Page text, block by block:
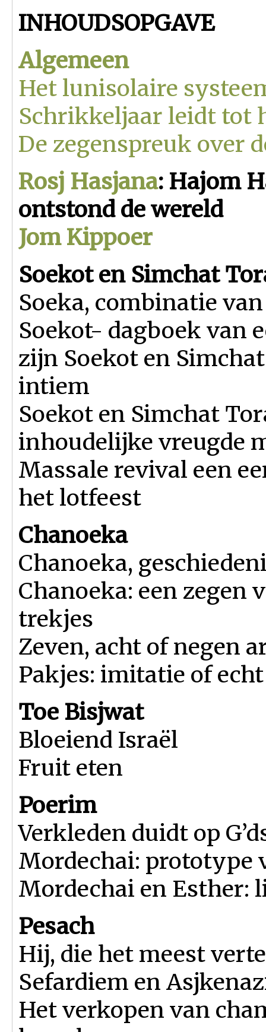
INHOUDSOPGAVE
Algemeen
Het lunisolaire
Schrikkeljaar leidt tot
De zegenspreuk over
Rosj Hasjana: Hajom
ontstond de wereld
Jom Kippoer
Soekot en Simchat
Soeka, combinatie
Soekot- dagboek van
zijn Soekot en
intiem
Soekot en Simchat
inhoudelijke vreugde
Massale revival een
het lotfeest
Chanoeka
Chanoeka,
Chanoeka: een zegen
trekjes
Zeven, acht of negen
Pakjes: imitatie of echt
Toe Bisjwat
Bloeiend Israël
Fruit eten
Poerim
Verkleden duidt op
Mordechai: prototype
Mordechai en Esther:
Pesach
Hij, die het meest
Sefardiem en
Het verkopen van